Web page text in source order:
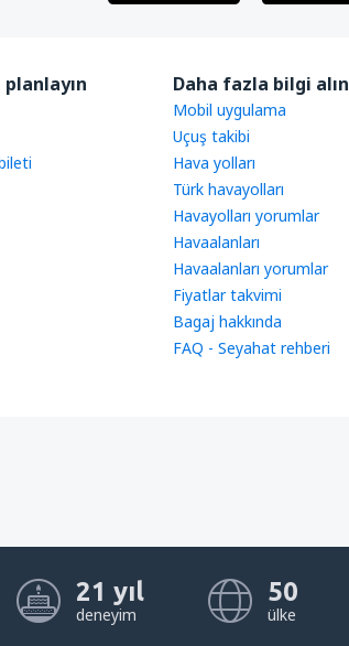
Daha fazla bilgi alın
Mobil uygulama
Uçuş takibi
Hava yolları
Türk havayolları
Havayolları yorumlar
Havaalanları
Havaalanları yorumlar
Fiyatlar takvimi
Bagaj hakkında
FAQ - Seyahat rehberi
21 yıl
deneyim
50
ülke